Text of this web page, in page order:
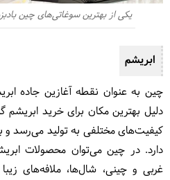
یکی از بهترین سوغاتی‌های چین
ابریشم
چین به عنوان نقطه آغازین جاده
دلیل بهترین مکان برای خرید
کیفیت‌های مختلفی به تولید می‌رسد و
دارد. در چین می‌توان محصولات
غربی و چینی، شال‌ها، ملافه‌های